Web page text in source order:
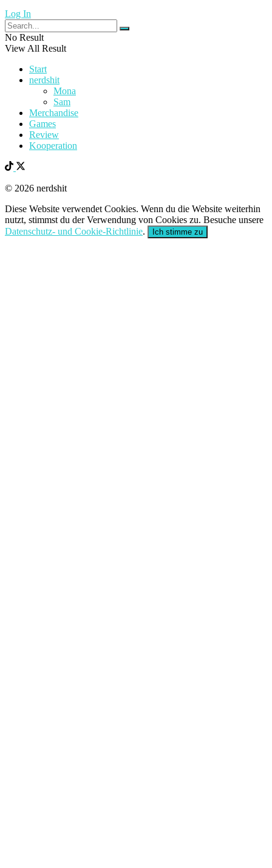
Log In
No Result
View All Result
Start
nerdshit
Mona
Sam
Merchandise
Games
Review
Kooperation
© 2026 nerdshit
Diese Website verwendet Cookies. Wenn du die Website weiterhin
nutzt, stimmst du der Verwendung von Cookies zu. Besuche unsere
Datenschutz- und Cookie-Richtlinie. Ich stimme zu